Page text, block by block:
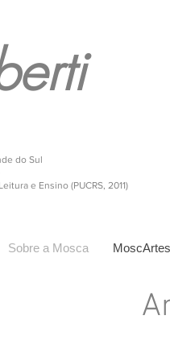
do Sul
e Ensino (PUCRS, 2011)
Sobre a Mosca MoscArtes